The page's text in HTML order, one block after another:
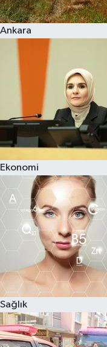
Ankara
Ekonomi
Sağlık
Siyaset
Teknoloji
Televizyon
Yaşam-Çevre